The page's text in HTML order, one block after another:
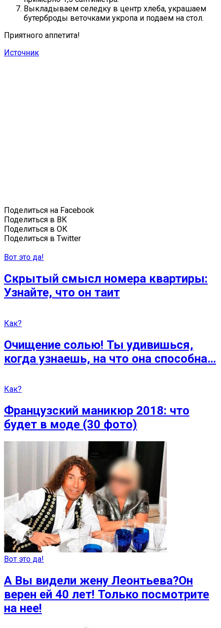
Выкладываем селедку в центр хлеба, украшаем
бутерброды веточками укропа и подаем на стол.
Приятного аппетита!
Источник
Поделиться на Facebook
Поделиться в ВК
Поделиться в ОК
Поделиться в Twitter
Вот это да!
Скрытый смысл номера квартиры:
Узнайте, что он таит
Как?
Очищение солью! Ты удивишься,
когда узнаешь, на что она способна…
Как?
Французский маникюр 2018: что
будет в моде (30 фото)
Вот это да!
А Вы видели жену Леонтьева?Он
верен ей 40 лет! Только посмотрите
на нее!